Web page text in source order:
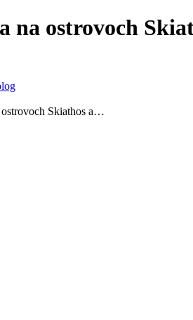
na ostrovoch
Skiathos a…